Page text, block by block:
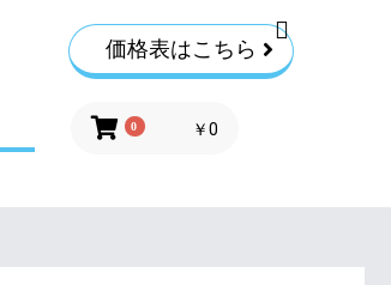
価格表はこちら
0 ￥0